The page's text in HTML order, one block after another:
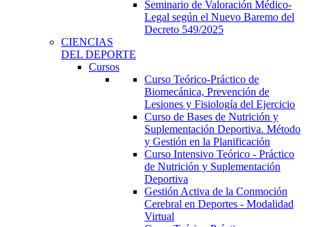
Seminario de Valoración Médico-
Legal según el Nuevo Baremo del
Decreto 549/2025
CIENCIAS
DEL DEPORTE
Cursos
Curso Teórico-Práctico de
Biomecánica, Prevención de
Lesiones y Fisiología del Ejercicio
Curso de Bases de Nutrición y
Suplementación Deportiva. Método
y Gestión en la Planificación
Curso Intensivo Teórico - Práctico
de Nutrición y Suplementación
Deportiva
Gestión Activa de la Conmoción
Cerebral en Deportes - Modalidad
Virtual